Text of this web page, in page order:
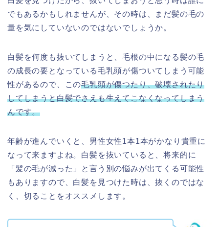
でもあるかもしれませんが、その時は、まだ髪の毛の
量を気にしていないのではないでしょうか。
白髪を何度も抜いてしまうと、毛根の中になる髪の毛
の成長の要となっている毛乳頭が傷ついてしまう可能
性があるので、この毛乳頭が傷つたり、破壊されたり
してしまうと白髪でさえも生えてこなくなってしまう
んです。
年齢が進んでいくと、男性女性1本1本がかなり貴重に
なって来ますよね。白髪を抜いていると、将来的に
「髪の毛が減った」と言う別の悩みが出てくる可能性
もありますので、白髪を見つけた時は、抜くのではな
く、切ることをオススメします。